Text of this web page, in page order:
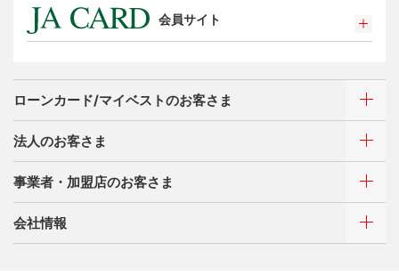
カードローン・キャッシング
お客さまサポート
特典・サービス
選べるお支払方法
お客さまサポート
サイトマップ
会員サイト
特典・サービス
選べるお支払方法
お客さまサポート
サイトマップ
ローンカード/マイベストのお客さま
ご利用・お支払い方法
ATMネットワーク
借入時残高スライドリボルビング方式
各種照会・お手続き
法人のお客さま
事業者・加盟店のお客さま
会社情報